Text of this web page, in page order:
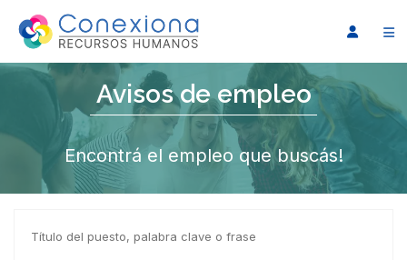
Avisos de empleo
Encontrá el empleo que buscás!